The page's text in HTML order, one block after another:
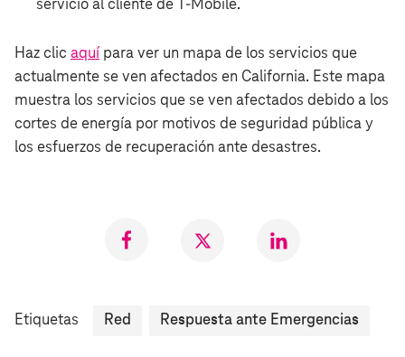
servicio al cliente de T‑Mobile.
Haz clic aquí para ver un mapa de los servicios que
actualmente se ven afectados en California. Este mapa
muestra los servicios que se ven afectados debido a los
cortes de energía por motivos de seguridad pública y
los esfuerzos de recuperación ante desastres.
Compartir
Compartir
Compartr
Etiquetas
Red Respuesta ante Emergencias